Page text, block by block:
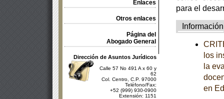
Enlaces
Otros enlaces
Página del
Abogado General
Dirección de Asuntos Jurídicos
Calle 57 No 491 A x 60 y
62
Col. Centro, C.P. 97000
Teléfono/Fax:
+52 (999) 930-0900
Extensión: 1151
para el
Información
los
la
en